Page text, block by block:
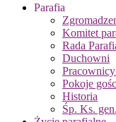
Parafia
Komitet
Rada
Duchowni
Pokoje
Historia
Śp. Ks.